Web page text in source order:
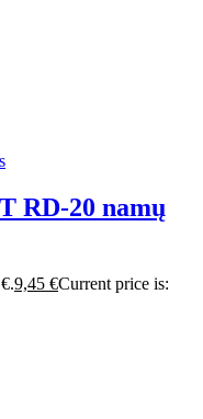
RD-20 namų
9,45 €Current price is: